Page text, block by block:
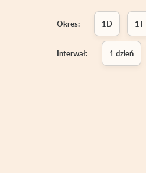
Okres: 1D 1T
Interwał: 1 dzień